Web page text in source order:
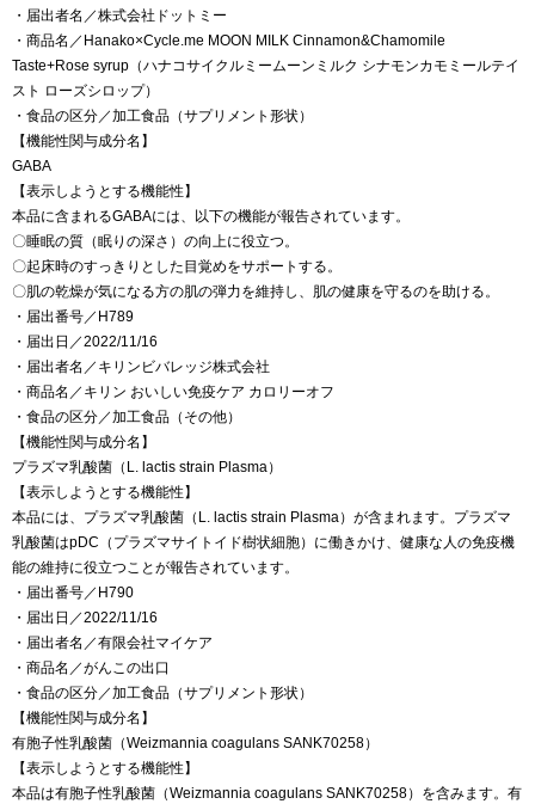
・届出者名／株式会社ドットミー
・商品名／Hanako×Cycle.me MOON MILK Cinnamon&Chamomile
Taste+Rose syrup（ハナコサイクルミームーンミルク シナモンカモミールテイ
スト ローズシロップ）
・食品の区分／加工食品（サプリメント形状）
【機能性関与成分名】
GABA
【表示しようとする機能性】
本品に含まれるGABAには、以下の機能が報告されています。
〇睡眠の質（眠りの深さ）の向上に役立つ。
〇起床時のすっきりとした目覚めをサポートする。
〇肌の乾燥が気になる方の肌の弾力を維持し、肌の健康を守るのを助ける。
・届出番号／H789
・届出日／2022/11/16
・届出者名／キリンビバレッジ株式会社
・商品名／キリン おいしい免疫ケア カロリーオフ
・食品の区分／加工食品（その他）
【機能性関与成分名】
プラズマ乳酸菌（L. lactis strain Plasma）
【表示しようとする機能性】
本品には、プラズマ乳酸菌（L. lactis strain Plasma）が含まれます。プラズマ
乳酸菌はpDC（プラズマサイトイド樹状細胞）に働きかけ、健康な人の免疫機
能の維持に役立つことが報告されています。
・届出番号／H790
・届出日／2022/11/16
・届出者名／有限会社マイケア
・商品名／がんこの出口
・食品の区分／加工食品（サプリメント形状）
【機能性関与成分名】
有胞子性乳酸菌（Weizmannia coagulans SANK70258）
【表示しようとする機能性】
本品は有胞子性乳酸菌（Weizmannia coagulans SANK70258）を含みます。有